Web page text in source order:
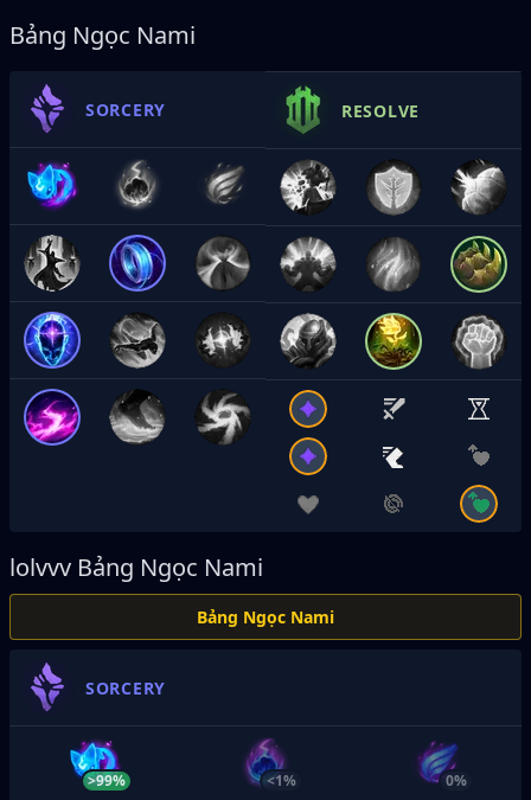
Bảng Ngọc Nami
SORCERY RESOLVE
lolvvv Bảng Ngọc Nami
Bảng Ngọc Nami
SORCERY
>99% <1% 0%